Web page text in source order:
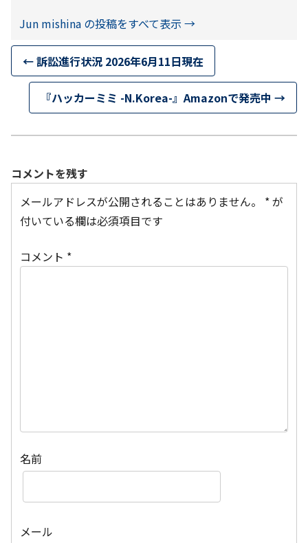
Jun mishina の投稿をすべて表示 →
←訴訟進行状況 2026年6月11日現在
『ハッカーミミ -N.Korea-』Amazonで発売中 →
コメントを残す
メールアドレスが公開されることはありません。
*が
付いている欄は必須項目です
コメント *
名前
メール